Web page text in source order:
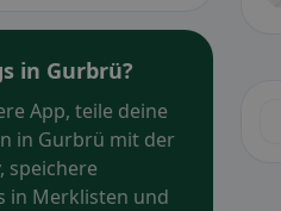
in Gurbrü?
App, teile deine
in Gurbrü mit der
speichere
in Merklisten und